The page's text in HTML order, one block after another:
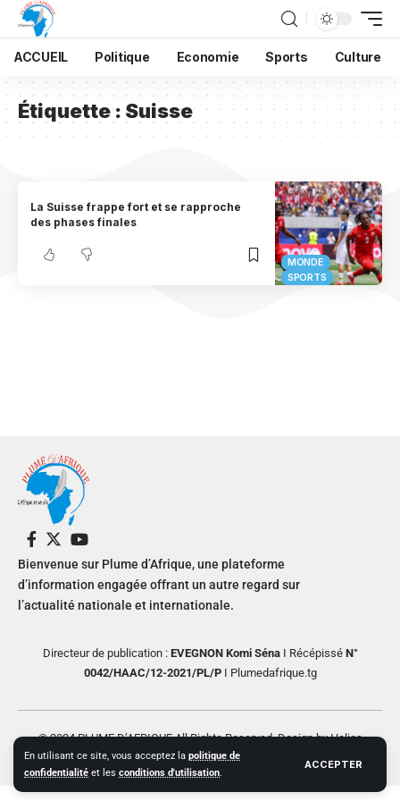
En utilisant ce site, vous acceptez la politique de
confidentialité et les conditions d'utilisation.
ACCEPTER
ACCUEIL Politique Economie Sports Culture
Étiquette : Suisse
MONDE
SPORTS
La Suisse frappe fort et se rapproche
des phases finales
Bienvenue sur Plume d’Afrique, une plateforme
d’information engagée offrant un autre regard sur
l’actualité nationale et internationale.
Directeur de publication : EVEGNON Komi SénaI RécépisséN°
0042/HAAC/12-2021/PL/PI Plumedafrique.tg
© 2024 PLUME D’AFRIQUE All Rights Reserved. Design by Helios
Creative